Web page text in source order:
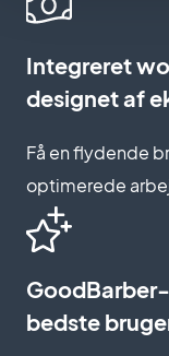
Integreret
designet af
Få en flydende
optimerede
bedste